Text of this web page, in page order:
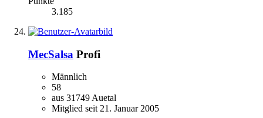
3.185
MecSalsa Profi
Männlich
58
aus 31749 Auetal
Mitglied seit 21. Januar 2005